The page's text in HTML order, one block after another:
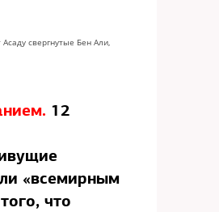
свергнутые Бен Али,
12
«всемирным
что